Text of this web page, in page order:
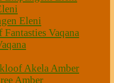
Eleni
Vaqana
Akela Amber
Amber